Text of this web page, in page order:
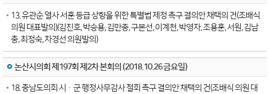
13. 유관순 열사 서훈 등급 상향을 위한 특별법 제정 촉구 결의안 채택의 건(조배식
의원 대표발의)(김진호, 박승용, 김만중, 구본선, 이계천, 박영자, 조용훈, 서원, 김남
충, 최정숙, 차경선 의원발의)
논산시의회 제197회 제2차 본회의 (2018.10.26 금요일)
18. 충남도의회 시ㆍ군 행정사무감사 철회 촉구 결의안 채택의 건(조배식 의원 대